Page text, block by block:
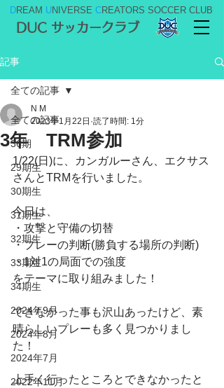
DREAM UNIVERSE CREATORS SOCCER CLUB
DUC サッカークラブ
記事
全ての記事
36期
29期生
30期生
31期生
32期生
33期生
34期生
2024年9月
2024年8月
2024年7月
2022年11月
全ての記事
3年 TRM参加
N M
2023年1月22日 読了時間: 1分
1/22(日)に、カンガルーさん、エクサス
さんとTRMを行いました。
今日は、
・攻撃と守備の切替
・プレーの判断(勝負する場所の判断)
・1対1の局面での強度
をテーマに取り組みました！
できなかった事も沢山あったけど、素
晴らしいプレーも多く見つかりまし
た！
上手く行ったところとできなかったと